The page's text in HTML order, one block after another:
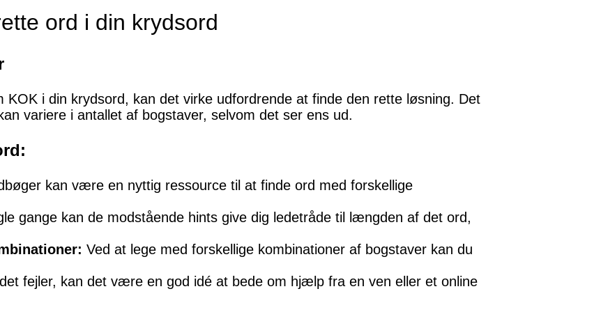
ord i din krydsord
KOK i din krydsord, kan det virke udfordrende at finde den rette løsning. Det
variere i antallet af bogstaver, selvom det ser ens ud.
kan være en nyttig ressource til at finde ord med forskellige
gange kan de modstående hints give dig ledetråde til længden af det ord,
Ved at lege med forskellige kombinationer af bogstaver kan du
fejler, kan det være en god idé at bede om hjælp fra en ven eller et online